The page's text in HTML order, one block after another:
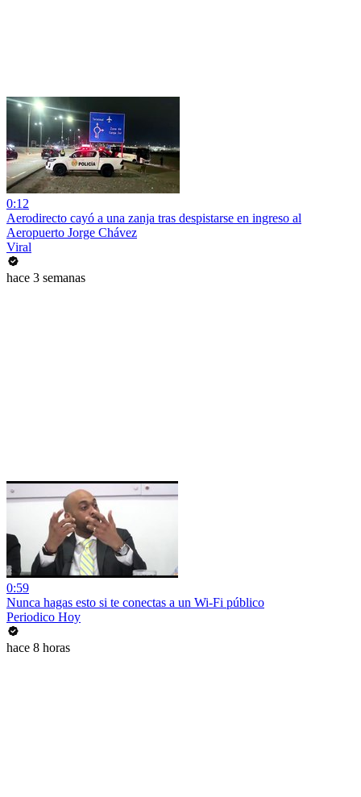
0:12
Aerodirecto cayó a una zanja tras despistarse en ingreso al
Aeropuerto Jorge Chávez
Viral
hace 3 semanas
0:59
Nunca hagas esto si te conectas a un Wi-Fi público
Periodico Hoy
hace 8 horas